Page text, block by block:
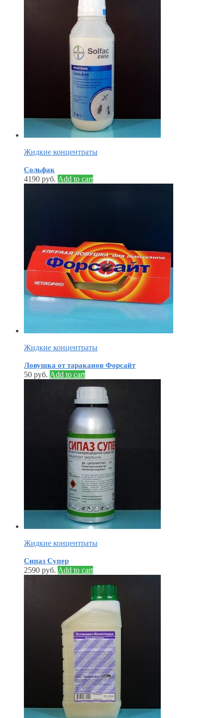
Жидкие концентраты
Сольфак
4190 руб. Add to cart
Жидкие концентраты
Ловушка от тараканов Форсайт
50 руб. Add to cart
Жидкие концентраты
Сипаз Супер
2590 руб. Add to cart